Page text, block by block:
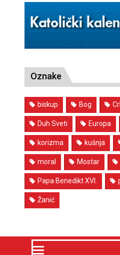
Oznake
biskup Bog
Duh Sveti Europa
korizma kušnja
moral Mostar
Papa Benedikt XVI.
Žanić